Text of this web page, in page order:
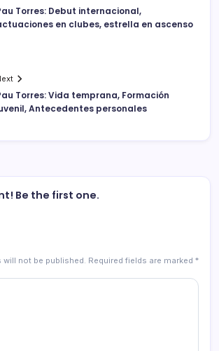
Torres: Debut internacional,
en clubes, estrella en ascenso
Torres: Vida temprana, Formación
Antecedentes personales
Be the first one.
will not be published. Required fields are marked *